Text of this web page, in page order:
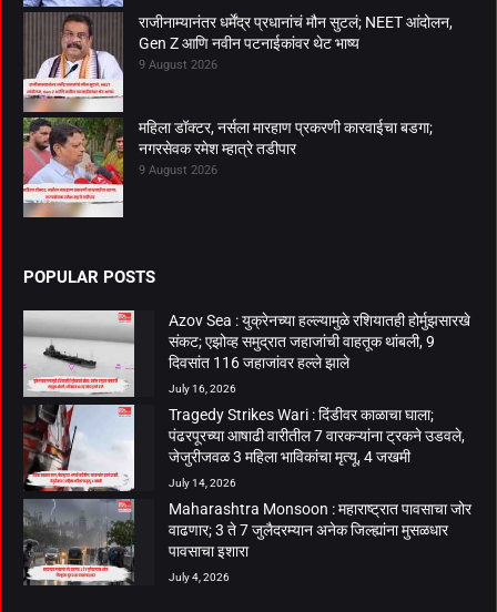
राजीनाम्यानंतर धर्मेंद्र प्रधानांचं मौन सुटलं; NEET आंदोलन,
Gen Z आणि नवीन पटनाईकांवर थेट भाष्य
9 August 2026
महिला डॉक्टर, नर्सला मारहाण प्रकरणी कारवाईचा बडगा;
नगरसेवक रमेश म्हात्रे तडीपार
9 August 2026
POPULAR POSTS
Azov Sea : युक्रेनच्या हल्ल्यामुळे रशियातही होर्मुझसारखे
संकट; एझोव्ह समुद्रात जहाजांची वाहतूक थांबली, 9
दिवसांत 116 जहाजांवर हल्ले झाले
July 16, 2026
Tragedy Strikes Wari : दिंडीवर काळाचा घाला;
पंढरपूरच्या आषाढी वारीतील 7 वारकऱ्यांना ट्रकने उडवले,
जेजुरीजवळ 3 महिला भाविकांचा मृत्यू, 4 जखमी
July 14, 2026
Maharashtra Monsoon : महाराष्ट्रात पावसाचा जोर
वाढणार; 3 ते 7 जुलैदरम्यान अनेक जिल्ह्यांना मुसळधार
पावसाचा इशारा
July 4, 2026